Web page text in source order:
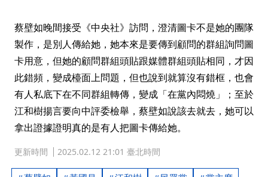
蔡壁如晚間接受《中央社》訪問，澄清圖卡不是她的團隊
製作，是別人傳給她，她本來是要傳到顧問的群組詢問圖
卡用意，但她的顧問群組頭貼跟媒體群組頭貼相同，才因
此錯頻，變成檯面上問題，但也說到就算沒有錯框，也會
有人私底下在不同群組轉傳，變成「在黨內悶燒」；至於
江和樹揚言要向中評委檢舉，蔡壁如說該去就去，她可以
拿出證據證明真的是有人把圖卡傳給她。
更新時間 2025.02.12 21:01 臺北時間